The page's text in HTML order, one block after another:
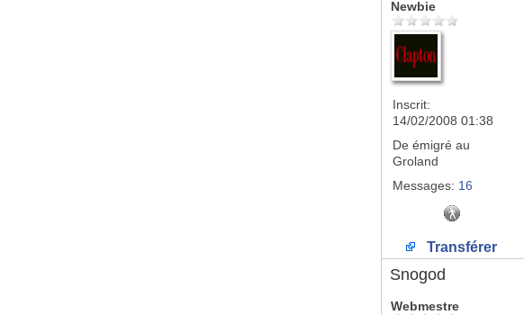
Newbie
Inscrit:
14/02/2008 01:38
De émigré au
Groland
Messages: 16
Transférer
Snogod
Webmestre